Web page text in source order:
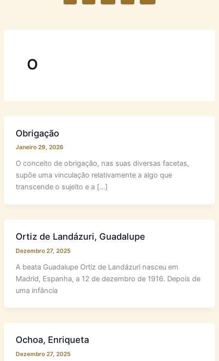
O
Obrigação
Janeiro 29, 2026
O conceito de obrigação, nas suas diversas facetas,
supõe uma vinculação relativamente a algo que
transcende o sujeito e a […]
Ortiz de Landázuri, Guadalupe
Dezembro 27, 2025
A beata Guadalupe Ortiz de Landázuri nasceu em
Madrid, Espanha, a 12 de dezembro de 1916. Depois de
uma infância
Ochoa, Enriqueta
Dezembro 27, 2025